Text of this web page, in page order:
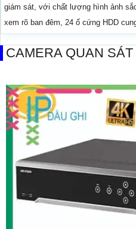
giám sát, với chất lượng hình ảnh
xem rõ ban đêm, 24 ổ cứng HDD
CAMERA QUAN